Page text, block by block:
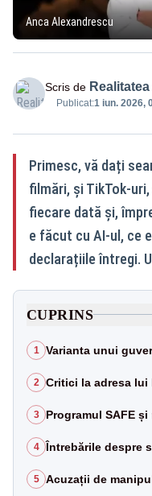
Anca Alexandrescu
Scris de
Publicat:1 iun. 2026,
Primesc, vă dați
filmări, și TikTok-
fiecare dată și,
e făcut cu AI-ul, ce
declarațiile întregi.
CUPRINS
1 Varianta unui
2 Critici la adresa lui
3 Programul SAFE
4 Întrebările despre
5 Acuzații de